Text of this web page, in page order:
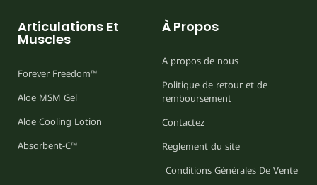
Articulations Et
Muscles
Forever Freedom™
Aloe MSM Gel
Aloe Cooling Lotion
Absorbent-C™
À Propos
A propos de nous
Politique de retour et de
remboursement
Contactez
Reglement du site
Conditions Générales De Vente